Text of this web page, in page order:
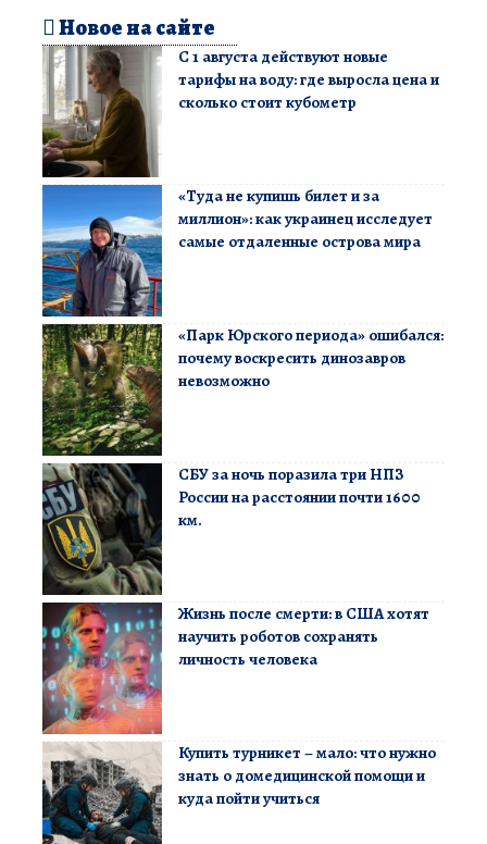
Новое на сайте
С 1 августа действуют новые
тарифы на воду: где выросла цена и
сколько стоит кубометр
«Туда не купишь билет и за
миллион»: как украинец исследует
самые отдаленные острова мира
«Парк Юрского периода» ошибался:
почему воскресить динозавров
невозможно
СБУ за ночь поразила три НПЗ
России на расстоянии почти 1600
км.
Жизнь после смерти: в США хотят
научить роботов сохранять
личность человека
Купить турникет – мало: что нужно
знать о домедицинской помощи и
куда пойти учиться